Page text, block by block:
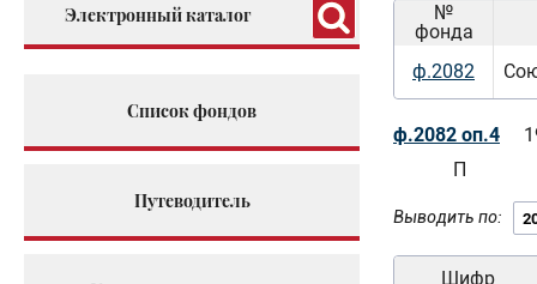
Электронный каталог
Список фондов
Путеводитель
№
фонда
ф.2082
ф.2082 оп.4
П
Выводить по:
Шифр